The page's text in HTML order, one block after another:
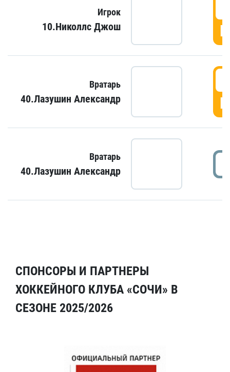
Игрок
10.Николлс Джош
Вратарь
40.Лазушин Александр
Вратарь
40.Лазушин Александр
СПОНСОРЫ И ПАРТНЕРЫ
ХОККЕЙНОГО КЛУБА «СОЧИ» В
СЕЗОНЕ 2025/2026